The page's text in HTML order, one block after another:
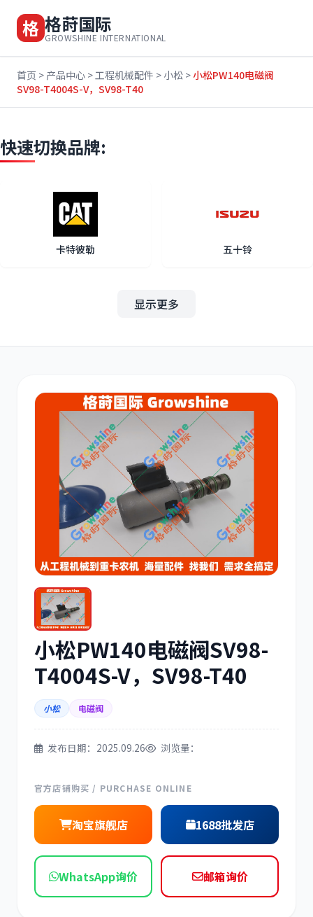
格 格莳国际
GROWSHINE INTERNATIONAL
首页 > 产品中心 >工程机械配件 > 小松 >小松PW140电磁阀
SV98-T4004S-V，SV98-T40
快速切换品牌:
卡特彼勒 五十铃
其他 小松
沃尔沃 康明斯
日立 久保田
三菱 博世
显示更多
小松PW140电磁阀SV98-
T4004S-V，SV98-T40
小松 电磁阀
发布日期：2025.09.26 浏览量：
官方店铺购买 / PURCHASE ONLINE
淘宝旗舰店 1688批发店
WhatsApp询价 邮箱询价